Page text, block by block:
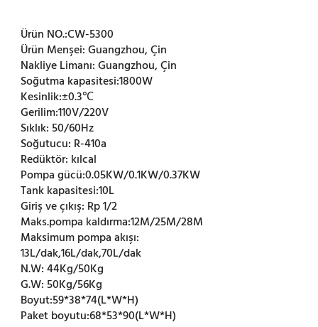
Ürün NO.:CW-5300
Ürün Menşei:Guangzhou, Çin
Nakliye Limanı:Guangzhou, Çin
Soğutma kapasitesi:1800W
Kesinlik:±0.3℃
Gerilim:110V/220V
Sıklık:50/60Hz
Soğutucu: R-410a
Redüktör: kılcal
Pompa gücü:0.05KW/0.1KW/0.37KW
Tank kapasitesi:10L
Giriş ve çıkış: Rp 1/2
Maks.pompa kaldırma:12M/25M/28M
Maksimum pompa akışı:
13L/dak,16L/dak,70L/dak
N.W:44Kg/50Kg
G.W:50Kg/56Kg
Boyut:59*38*74(L*W*H)
Paket boyutu:68*53*90(L*W*H)